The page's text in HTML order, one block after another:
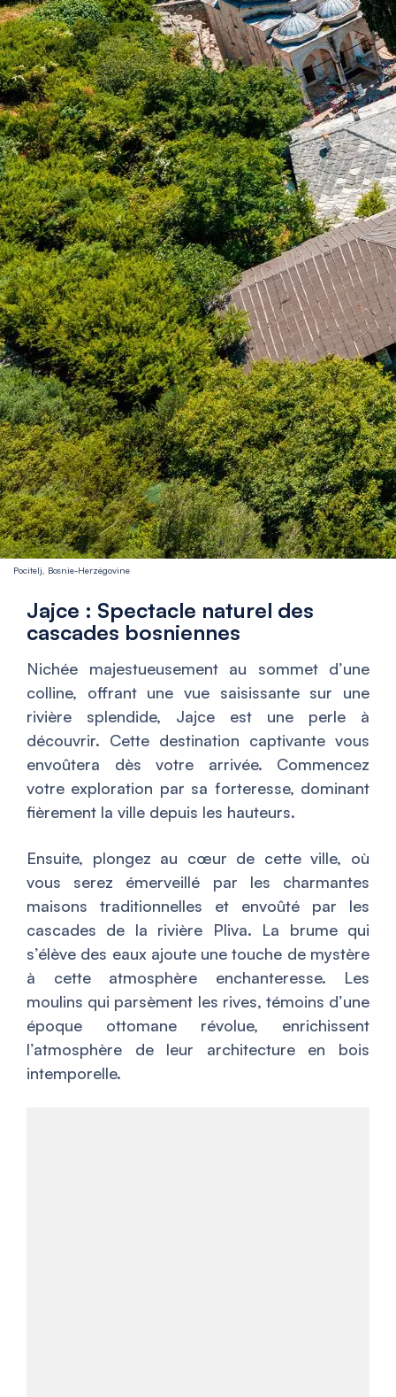
Pocitelj, Bosnie-Herzégovine
Jajce : Spectacle naturel des
cascades bosniennes
Nichée majestueusement au sommet d’une
colline, offrant une vue saisissante sur une
rivière splendide, Jajce est une perle à
découvrir. Cette destination captivante vous
envoûtera dès votre arrivée. Commencez
votre exploration par sa forteresse, dominant
fièrement la ville depuis les hauteurs.
Ensuite, plongez au cœur de cette ville, où
vous serez émerveillé par les charmantes
maisons traditionnelles et envoûté par les
cascades de la rivière Pliva. La brume qui
s’élève des eaux ajoute une touche de mystère
à cette atmosphère enchanteresse. Les
moulins qui parsèment les rives, témoins d’une
époque ottomane révolue, enrichissent
l’atmosphère de leur architecture en bois
intemporelle.